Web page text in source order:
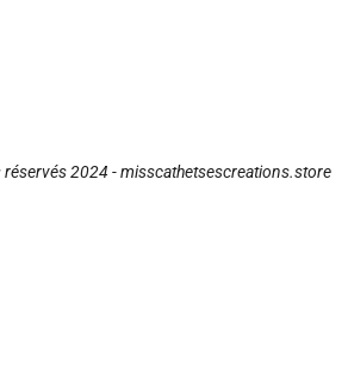
2024 - misscathetsescreations.store